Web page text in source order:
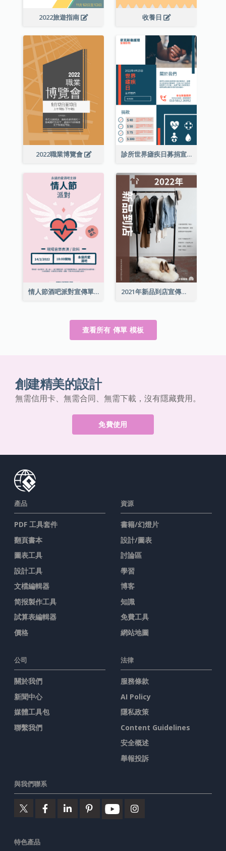
2022旅遊指南 收養日
2022職業博覽會 診所世界瘧疾日募捐宣傳單張
情人節酒吧派對宣傳單張 2021年新品到店宣傳單張
查看所有 傳單 模板
創建精美的設計
無需信用卡、無需合同、無需下載，沒有隱藏費用。
免費使用
產品
PDF 工具套件
翻頁書本
圖表工具
設計工具
文檔編輯器
简报製作工具
試算表編輯器
價格
資源
書籍/幻燈片
設計/圖表
討論區
學習
博客
知識
免費工具
網站地圖
公司
關於我們
新聞中心
媒體工具包
聯繫我們
法律
服務條款
AI Policy
隱私政策
Content Guidelines
安全概述
舉報投訴
與我們聯系
特色產品